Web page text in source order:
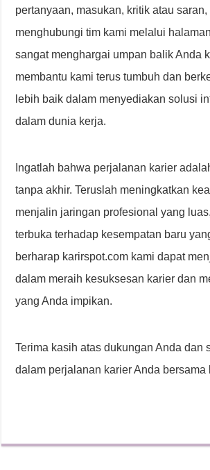
pertanyaan, masukan, kritik atau
menghubungi tim kami melalui
sangat menghargai umpan balik Anda
membantu kami terus tumbuh dan
lebih baik dalam menyediakan solusi
dalam dunia kerja.
Ingatlah bahwa perjalanan karier
tanpa akhir. Teruslah meningkatkan
menjalin jaringan profesional yang
terbuka terhadap kesempatan baru
berharap karirspot.com kami dapat
dalam meraih kesuksesan karier dan
yang Anda impikan.
Terima kasih atas dukungan Anda dan
dalam perjalanan karier Anda bersama